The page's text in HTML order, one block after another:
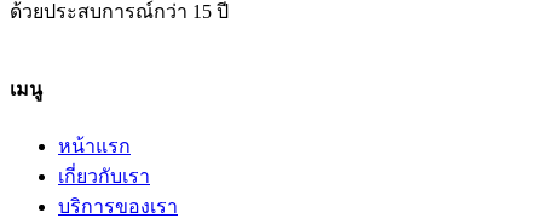
ด้วยประสบการณ์กว่า 15 ปี
เมนู
หน้าแรก
เกี่ยวกับเรา
บริการของเรา